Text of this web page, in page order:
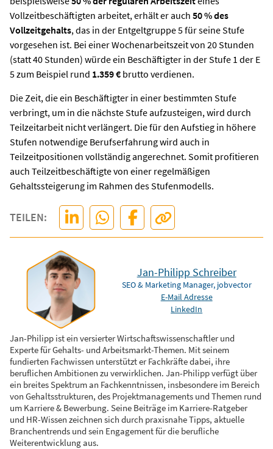
Vollzeitbeschäftigten arbeitet, erhält er auch 50 % des
Vollzeitgehalts, das in der Entgeltgruppe 5 für seine Stufe
vorgesehen ist. Bei einer Wochenarbeitszeit von 20 Stunden
(statt 40 Stunden) würde ein Beschäftigter in der Stufe 1 der E
5 zum Beispiel rund 1.359 € brutto verdienen.
Die Zeit, die ein Beschäftigter in einer bestimmten Stufe
verbringt, um in die nächste Stufe aufzusteigen, wird durch
Teilzeitarbeit nicht verlängert. Die für den Aufstieg in höhere
Stufen notwendige Berufserfahrung wird auch in
Teilzeitpositionen vollständig angerechnet. Somit profitieren
auch Teilzeitbeschäftigte von einer regelmäßigen
Gehaltssteigerung im Rahmen des Stufenmodells.
TEILEN:
Jan-Philipp Schreiber
SEO & Marketing Manager, jobvector
E-Mail Adresse
LinkedIn
Jan-Philipp ist ein versierter Wirtschaftswissenschaftler und
Experte für Gehalts- und Arbeitsmarkt-Themen. Mit seinem
fundierten Fachwissen unterstützt er Fachkräfte dabei, ihre
beruflichen Ambitionen zu verwirklichen. Jan-Philipp verfügt über
ein breites Spektrum an Fachkenntnissen, insbesondere im Bereich
von Gehaltsstrukturen, des Projektmanagements und Themen rund
um Karriere & Bewerbung. Seine Beiträge im Karriere-Ratgeber
und HR-Wissen zeichnen sich durch praxisnahe Tipps, aktuelle
Branchentrends und sein Engagement für die berufliche
Weiterentwicklung aus.